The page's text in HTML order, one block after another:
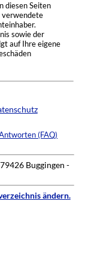
diesen Seiten
verwendete
sowie der
auf Ihre eigene
(FAQ)
Buggingen -
ändern.